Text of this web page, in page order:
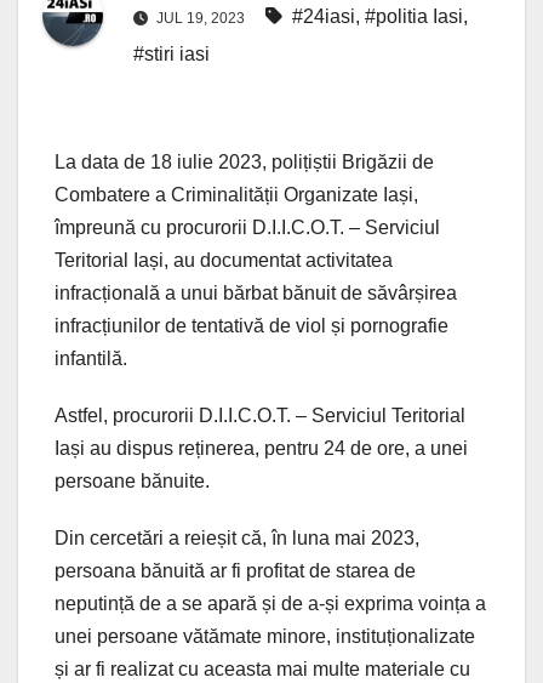
JUL 19, 2023 #24iasi, #politia Iasi,
#stiri iasi
La data de 18 iulie 2023, polițiștii Brigăzii de
Combatere a Criminalității Organizate Iași,
împreună cu procurorii D.I.I.C.O.T. – Serviciul
Teritorial Iași, au documentat activitatea
infracțională a unui bărbat bănuit de săvârșirea
infracțiunilor de tentativă de viol și pornografie
infantilă.
Astfel, procurorii D.I.I.C.O.T. – Serviciul Teritorial
Iași au dispus reținerea, pentru 24 de ore, a unei
persoane bănuite.
Din cercetări a reieșit că, în luna mai 2023,
persoana bănuită ar fi profitat de starea de
neputință de a se apară și de a-și exprima voința a
unei persoane vătămate minore, instituționalizate
și ar fi realizat cu aceasta mai multe materiale cu